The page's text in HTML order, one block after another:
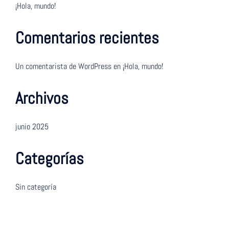
¡Hola, mundo!
Comentarios recientes
Un comentarista de WordPress en ¡Hola, mundo!
Archivos
junio 2025
Categorías
Sin categoría